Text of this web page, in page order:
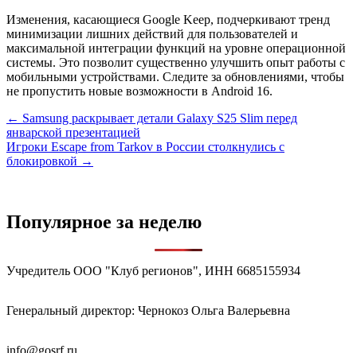
Изменения, касающиеся Google Keep, подчеркивают тренд
минимизации лишних действий для пользователей и
максимальной интеграции функций на уровне операционной
системы. Это позволит существенно улучшить опыт работы с
мобильными устройствами. Следите за обновлениями, чтобы
не пропустить новые возможности в Android 16.
Навигация
по
записям
← Samsung раскрывает детали Galaxy S25 Slim перед
январской презентацией
Игроки Escape from Tarkov в России столкнулись с
блокировкой →
Популярное за неделю
Учредитель ООО "Клуб регионов", ИНН 6685155934
Генеральный директор: Чернокоз Ольга Валерьевна
info@gosrf.ru